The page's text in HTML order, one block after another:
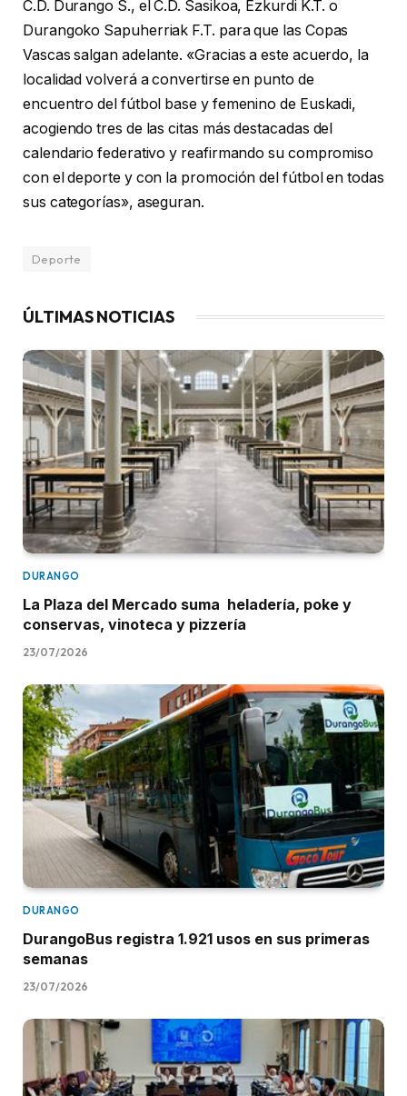
C.D. Durango S., el C.D. Sasikoa, Ezkurdi K.T. o
Durangoko Sapuherriak F.T. para que las Copas
Vascas salgan adelante. «Gracias a este acuerdo, la
localidad volverá a convertirse en punto de
encuentro del fútbol base y femenino de Euskadi,
acogiendo tres de las citas más destacadas del
calendario federativo y reafirmando su compromiso
con el deporte y con la promoción del fútbol en todas
sus categorías», aseguran.
Deporte
ÚLTIMAS NOTICIAS
DURANGO
La Plaza del Mercado suma heladería, poke y
conservas, vinoteca y pizzería
23/07/2026
DURANGO
DurangoBus registra 1.921 usos en sus primeras
semanas
23/07/2026